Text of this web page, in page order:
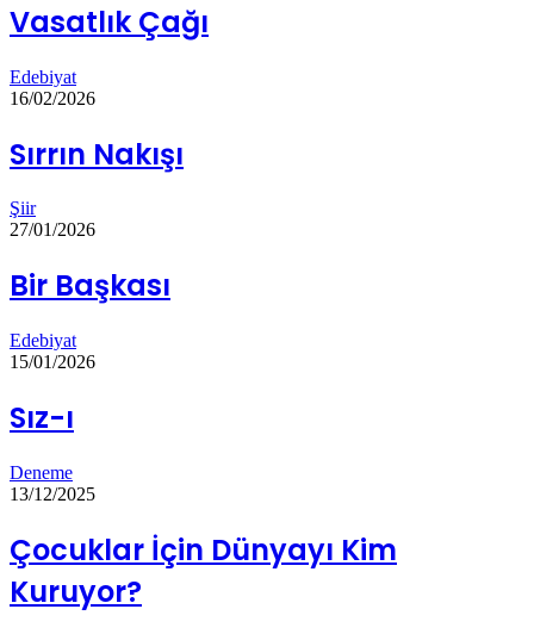
Vasatlık Çağı
Edebiyat
16/02/2026
Sırrın Nakışı
Şiir
27/01/2026
Bir Başkası
Edebiyat
15/01/2026
Sız-ı
Deneme
13/12/2025
Çocuklar İçin Dünyayı Kim
Kuruyor?